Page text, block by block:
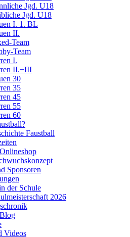
Jgd. U18
Jgd. U18
I. 1. BL
II.
Team
Team
I.
II.+III
30
35
45
55
60
Faustball
Sponsoren
der Schule
2026
Videos